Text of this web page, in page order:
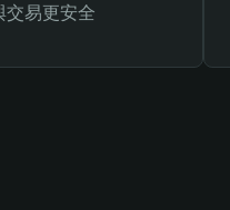
交易更安全